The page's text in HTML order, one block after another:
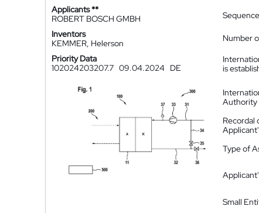
Applicants **
ROBERT BOSCH GMBH
Inventors
KEMMER, Helerson
Priority Data
102024203207.7 09.04.2024 DE
Number
is
Authority
Recordal
Type of
Small